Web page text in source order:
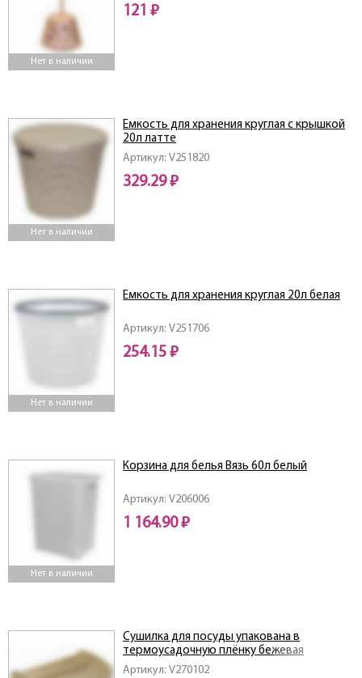
Нет в наличии
121 ₽
Нет в наличии
Артикул: V251820
Емкость для хранения круглая с крышкой
20л латте
329.29 ₽
Нет в наличии
Артикул: V251706
Емкость для хранения круглая 20л белая
254.15 ₽
Нет в наличии
Артикул: V206006
Корзина для белья Вязь 60л белый
1 164.90 ₽
Артикул: V270102
Сушилка для посуды упакована в
термоусадочную плёнку бежевая